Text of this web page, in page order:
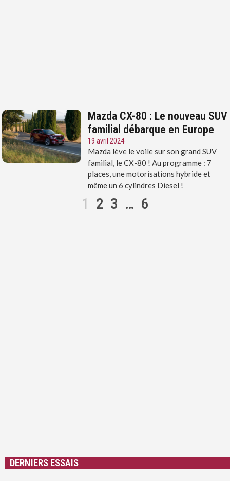
Mazda CX-80 : Le nouveau SUV
familial débarque en Europe
19 avril 2024
Mazda lève le voile sur son grand SUV
familial, le CX-80 ! Au programme : 7
places, une motorisations hybride et
même un 6 cylindres Diesel !
1 2 3 … 6
DERNIERS ESSAIS